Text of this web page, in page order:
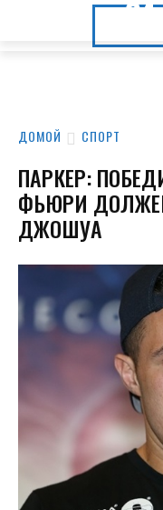
ДОМОЙ СПОРТ
ПАРКЕР:
ФЬЮРИ
ДЖОШУА